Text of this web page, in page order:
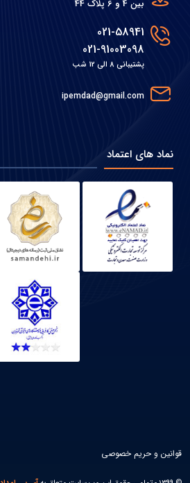
بین 4 و 6 پلاک 44
021-58941
021-91003098
پشتیبانی 8 الی 12 شب
ipemdad@gmail.com
نماد های اعتماد
قوانین و حریم خصوصی